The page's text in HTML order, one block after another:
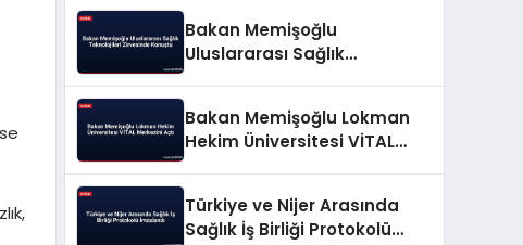
Bakan Memişoğlu
Uluslararası Sağlık
Bakan Memişoğlu Lokman
Hekim Üniversitesi VİTAL
Türkiye ve Nijer Arasında
Sağlık İş Birliği Protokolü